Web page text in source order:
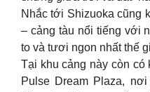
Nhắc tới Shizuoka cũng
– cảng tàu nổi tiếng với
to và tươi ngon nhất thế
Tại khu cảng này còn
Pulse Dream Plaza,